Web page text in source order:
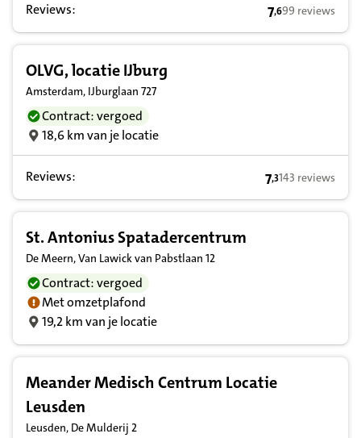
Reviews: 7,6 op basis
7,699 reviews
OLVG, locatie IJburg
Amsterdam, IJburglaan 727
Contract: vergoed
18,6 km van je locatie
Reviews: 7,3 op basis van
7,3143 reviews
St. Antonius Spatadercentrum
De Meern, Van Lawick van Pabstlaan 12
Contract: vergoed
Met omzetplafond
19,2 km van je locatie
Meander Medisch Centrum Locatie
Leusden
Leusden, De Mulderij 2